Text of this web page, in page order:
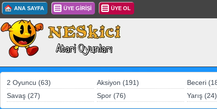
ANA SAYFA ÜYE GİRİŞİ ÜYE OL
2 Oyuncu (63) Aksiyon (191)
Beceri
Savaş (27)
Spor (76) Yarış (24)